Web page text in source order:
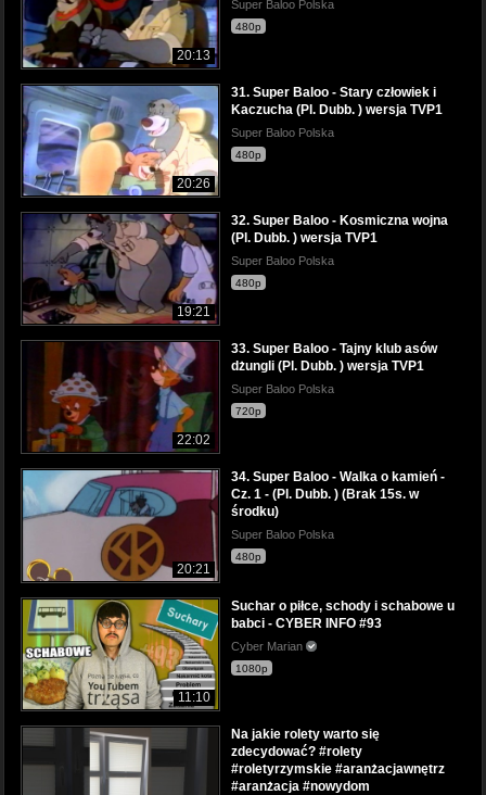
20:13
Super Baloo Polska
480p
20:26
31. Super Baloo - Stary człowiek i
Kaczucha (Pl. Dubb. ) wersja TVP1
Super Baloo Polska
480p
19:21
32. Super Baloo - Kosmiczna wojna
(Pl. Dubb. ) wersja TVP1
Super Baloo Polska
480p
22:02
33. Super Baloo - Tajny klub asów
dżungli (Pl. Dubb. ) wersja TVP1
Super Baloo Polska
720p
20:21
34. Super Baloo - Walka o kamień -
Cz. 1 - (Pl. Dubb. ) (Brak 15s. w
środku)
Super Baloo Polska
480p
11:10
Suchar o piłce, schody i schabowe u
babci - CYBER INFO #93
Cyber Marian
1080p
Na jakie rolety warto się
zdecydować? #rolety
#roletyrzymskie #aranżacjawnętrz
#aranżacja #nowydom